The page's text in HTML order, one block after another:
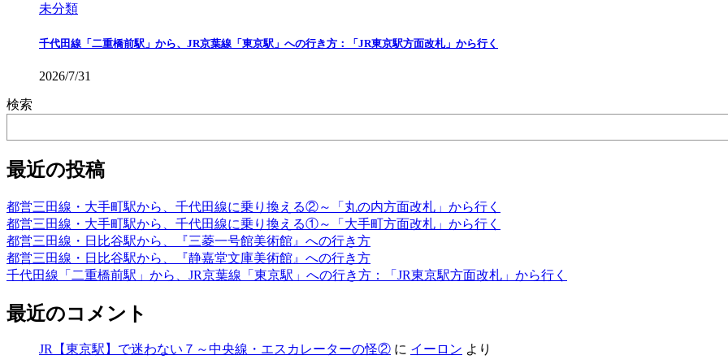
未分類
千代田線「二重橋前駅」から、JR京葉線「東京駅」への行き方：「JR東京駅方面改札」から行く
2026/7/31
検索
最近の投稿
都営三田線・大手町駅から、千代田線に乗り換える②～「丸の内方面改札」から行く
都営三田線・大手町駅から、千代田線に乗り換える①～「大手町方面改札」から行く
都営三田線・日比谷駅から、『三菱一号館美術館』への行き方
都営三田線・日比谷駅から、『静嘉堂文庫美術館』への行き方
千代田線「二重橋前駅」から、JR京葉線「東京駅」への行き方：「JR東京駅方面改札」から行く
最近のコメント
JR【東京駅】で迷わない７～中央線・エスカレーターの怪② に イーロン より